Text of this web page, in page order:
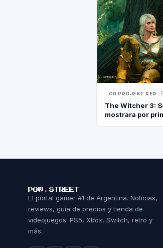
CD PROJEKT RED
The Witcher 3:
mostrara por
POW . STREET
El portal gamer #1 de Argentina. Noticias,
reviews, guía de precios y tienda de
videojuegos: PS5, Xbox, Switch, retro y
más.